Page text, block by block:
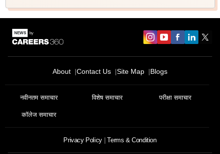
About Contact Us Site Map Blogs
नवीनतम समाचार विशेष समाचार परीक्षा समाचार
कॉलेज समाचार
Privacy Policy Terms & Condition